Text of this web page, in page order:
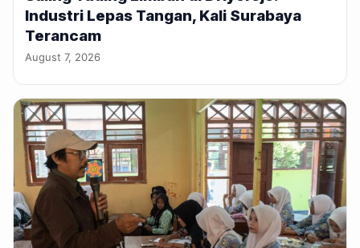
Industri Lepas Tangan, Kali Surabaya
Terancam
August 7, 2026